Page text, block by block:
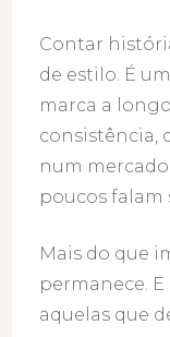
Contar
de estilo. É
marca a
consistência,
num
poucos falam
Mais do que
permanece.
aquelas que